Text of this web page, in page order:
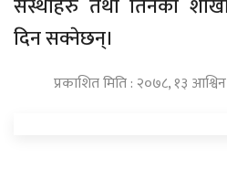
संस्थाहरु तथा तिनका
दिन सक्नेछन्।
प्रकाशित मिति : २०७८, १३